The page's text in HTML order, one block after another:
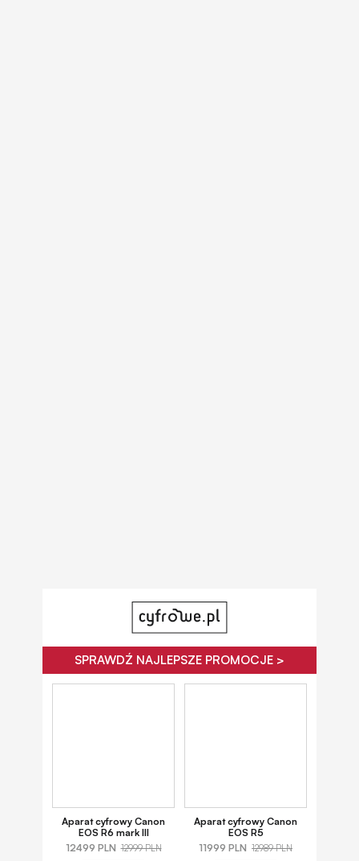
SPRAWDŹ NAJLEPSZE PROMOCJE >
Aparat cyfrowy Canon
EOS R6 mark III
12499 PLN 12999 PLN
Aparat cyfrowy Canon
EOS R5
11999 PLN 12989 PLN